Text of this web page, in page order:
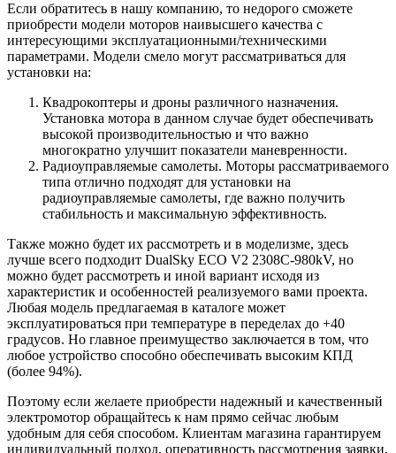
Если обратитесь в нашу компанию, то недорого сможете
приобрести модели моторов наивысшего качества с
интересующими эксплуатационными/техническими
параметрами. Модели смело могут рассматриваться для
установки на:
Квадрокоптеры и дроны различного назначения.
Установка мотора в данном случае будет обеспечивать
высокой производительностью и что важно
многократно улучшит показатели маневренности.
Радиоуправляемые самолеты. Моторы рассматриваемого
типа отлично подходят для установки на
радиоуправляемые самолеты, где важно получить
стабильность и максимальную эффективность.
Также можно будет их рассмотреть и в моделизме, здесь
лучше всего подходит DualSky ECO V2 2308C-980kV, но
можно будет рассмотреть и иной вариант исходя из
характеристик и особенностей реализуемого вами проекта.
Любая модель предлагаемая в каталоге может
эксплуатироваться при температуре в переделах до +40
градусов. Но главное преимущество заключается в том, что
любое устройство способно обеспечивать высоким КПД
(более 94%).
Поэтому если желаете приобрести надежный и качественный
электромотор обращайтесь к нам прямо сейчас любым
удобным для себя способом. Клиентам магазина гарантируем
индивидуальный подход, оперативность рассмотрения заявки,